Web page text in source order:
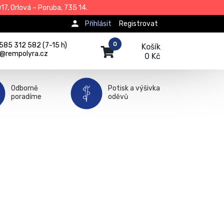
Orlová – Poruba, 735 14.
Registrovat
Přihlásit
312 582 (7-15 h)
Košík
0 Kč
0
Odborně
poradíme
Potisk a výšivka
oděvů